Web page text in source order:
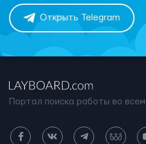
Открыть Telegram
Портал поиска работы во